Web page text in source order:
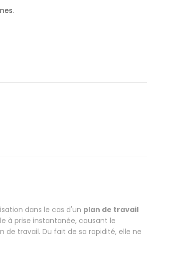
dans le cas d'un plan de travail
à prise instantanée, causant le
travail. Du fait de sa rapidité, elle ne